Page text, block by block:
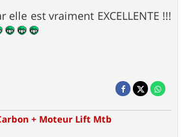
elle est vraiment EXCELLENTE !!!
+ Moteur Lift Mtb